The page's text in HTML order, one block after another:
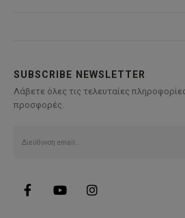
SUBSCRIBE NEWSLETTER
Λάβετε όλες τις τελευταίες
προσφορές.